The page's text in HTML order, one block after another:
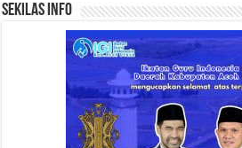
Sekilas Info